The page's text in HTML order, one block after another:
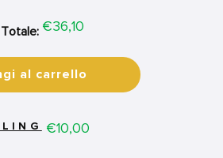
Price
€36,10
al carrello
Price
€10,00